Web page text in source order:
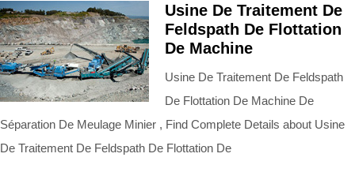
Usine De Traitement De
Feldspath De Flottation
De Machine
Usine De Traitement De Feldspath
De Flottation De Machine De
Séparation De Meulage Minier , Find Complete Details about Usine
De Traitement De Feldspath De Flottation De